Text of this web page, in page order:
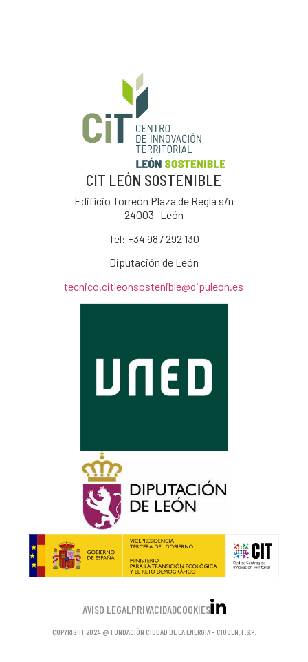
CIT LEÓN SOSTENIBLE
Edificio Torreón Plaza de Regla s/n
24003- León
Tel: +34 987 292 130
Diputación de León
tecnico.citleonsostenible@dipuleon.es
COPYRIGHT 2024 @ FUNDACIÓN CIUDAD DE LA ENERGÍA – CIUDEN, F.S.P.
AVISO LEGALPRIVACIDADCOOKIES